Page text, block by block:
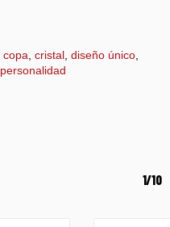
copa cristal diseño único
personalidad
1/10